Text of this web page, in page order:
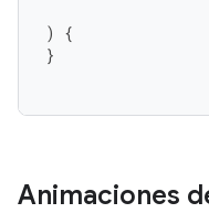
)
{
}
Animaciones